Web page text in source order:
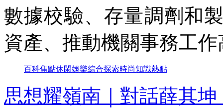
數據校驗、存量調劑和
資產、推動機關事務工
百科焦點休閑娛樂綜合探索時尚知識熱點
思想耀嶺南｜對話薛其